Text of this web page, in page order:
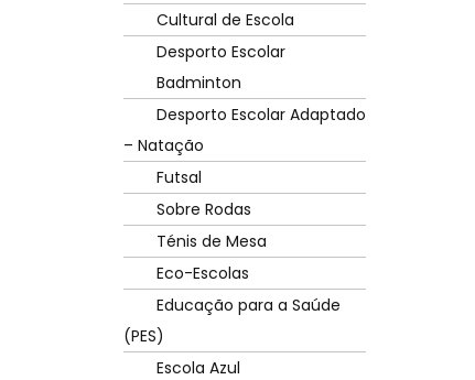
Cultural de Escola
Desporto Escolar
Badminton
Desporto Escolar Adaptado
– Natação
Futsal
Sobre Rodas
Ténis de Mesa
Eco-Escolas
Educação para a Saúde
(PES)
Escola Azul